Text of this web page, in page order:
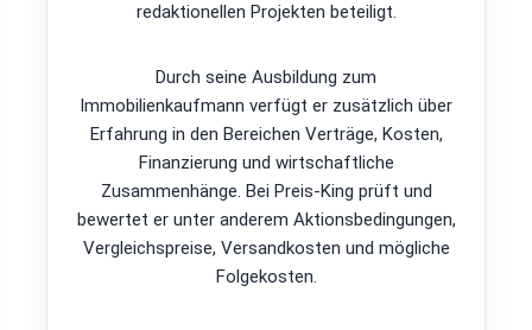
redaktionellen Projekten beteiligt.
Durch seine Ausbildung zum
Immobilienkaufmann verfügt er zusätzlich über
Erfahrung in den Bereichen Verträge, Kosten,
Finanzierung und wirtschaftliche
Zusammenhänge. Bei Preis-King prüft und
bewertet er unter anderem Aktionsbedingungen,
Vergleichspreise, Versandkosten und mögliche
Folgekosten.